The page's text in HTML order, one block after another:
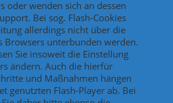
oder wenden sich an dessen
Bei sog. Flash-Cookies
allerdings nicht über die
Browsers unterbunden werden.
Sie insoweit die Einstellung
ändern. Auch die hierfür
und Maßnahmen hängen
genutzten Flash-Player ab. Bei